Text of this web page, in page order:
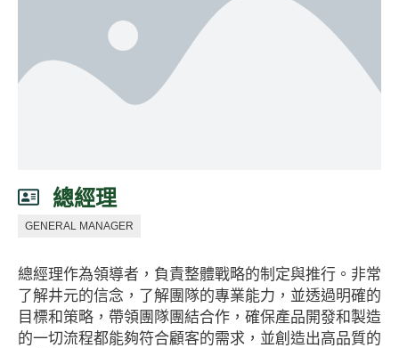
總經理
GENERAL MANAGER
總經理作為領導者，負責整體戰略的制定與推行。非常
了解井元的信念，了解團隊的專業能力，並透過明確的
目標和策略，帶領團隊團結合作，確保產品開發和製造
的一切流程都能夠符合顧客的需求，並創造出高品質的